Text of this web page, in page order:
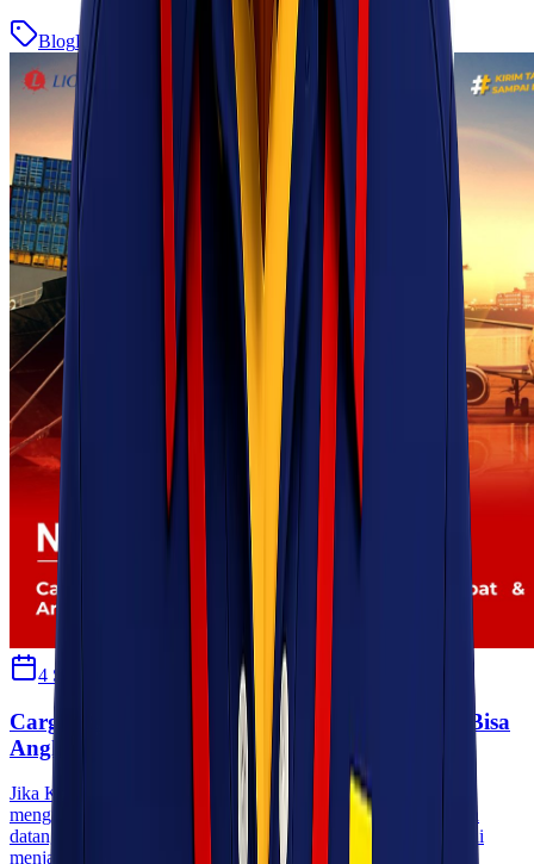
BlogBaca Selengkapnya
4 September 2024 Habibah Auni
Cargo Murah Jakarta Kupang Sampai Cepat Bisa
Angkut Banyak!
Jika Kawan Lio mencari cara efisien dan terjangkau untuk
mengirimkan barang dari Jakarta ke Kupang, Kawan Lio telah
datang ke tempat yang tepat. Cargo murah Jakarta Kupang kini
menjadi solusi utama bagi banyak orang yang memerlukan